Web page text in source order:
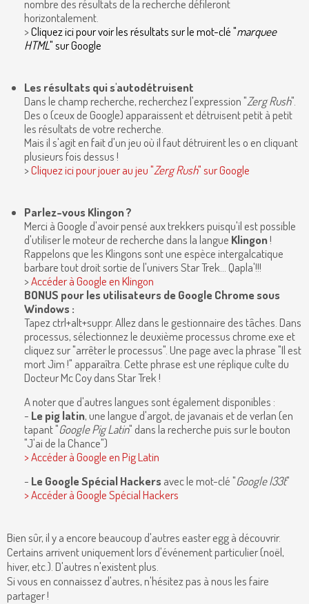
nombre des résultats de la recherche défileront
horizontalement.
>Cliquez ici pour voir les résultats sur le mot-clé "marquee
HTML" sur Google
Les résultats qui s'autodétruisent
Dans le champ recherche, recherchez l'expression "Zerg Rush".
Des o (ceux de Google) apparaissent et détruisent petit à petit
les résultats de votre recherche.
Mais il s'agit en fait d'un jeu où il faut détruirent les o en cliquant
plusieurs fois dessus !
>Cliquez ici pour jouer au jeu "Zerg Rush" sur Google
Parlez-vous Klingon ?
Merci à Google d'avoir pensé aux trekkers puisqu'il est possible
d'utiliser le moteur de recherche dans la langue Klingon!
Rappelons que les Klingons sont une espèce intergalcatique
barbare tout droit sortie de l'univers Star Trek... Qapla'!!!
>Accéder à Google en Klingon
BONUS pour les utilisateurs de Google Chrome sous
Windows :
Tapez ctrl+alt+suppr. Allez dans le gestionnaire des tâches. Dans
processus, sélectionnez le deuxième processus chrome.exe et
cliquez sur "arrêter le processus". Une page avec la phrase "Il est
mort Jim !" apparaîtra. Cette phrase est une réplique culte du
Docteur Mc Coy dans Star Trek !
A noter que d'autres langues sont également disponibles :
- Le pig latin, une langue d'argot, de javanais et de verlan (en
tapant "Google Pig Latin" dans la recherche puis sur le bouton
"J'ai de la Chance")
>Accéder à Google en Pig Latin
- Le Google Spécial Hackersavec le mot-clé "Google l33t"
>Accéder à Google Spécial Hackers
Bien sûr, il y a encore beaucoup d'autres easter egg à découvrir.
Certains arrivent uniquement lors d'événement particulier (noël,
hiver, etc.). D'autres n'existent plus.
Si vous en connaissez d'autres, n'hésitez pas à nous les faire
partager !